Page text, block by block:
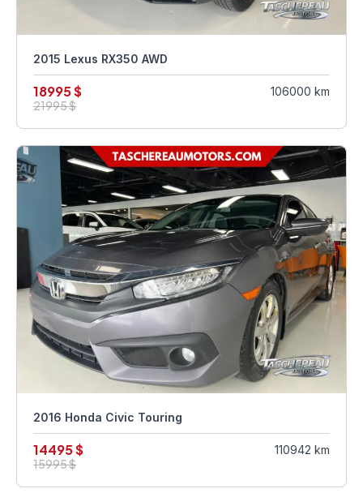
2015 Lexus RX350 AWD
18995 $
21995 $
106000 km
2016 Honda Civic Touring
14495 $
15995 $
110942 km